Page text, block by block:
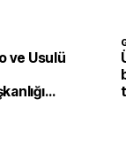
ve Usulü